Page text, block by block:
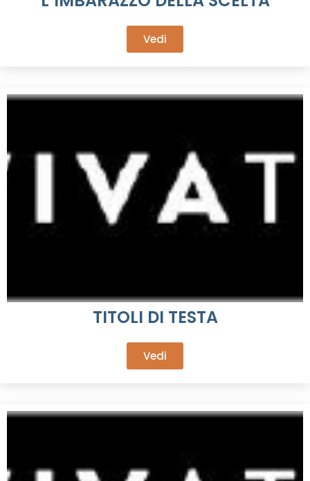
Vedi
TITOLI DI TESTA
Vedi